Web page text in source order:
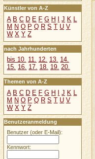
Künstler von A-Z
A B C D E F G H J K L
M N O P Q R S T U V
W X Y Z
nach Jahrhunderten
bis 10. 11. 12. 13. 14.
15. 16. 17. 18. 19. 20.
Themen von A-Z
A B C D E F G H I J K L
M N O P Q R S T U V
W X Y Z
Benutzeranmeldung
Benutzer (oder E-Mail):
Kennwort: